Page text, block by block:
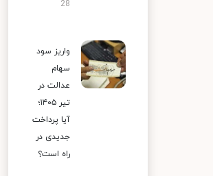
28
واریز سود
سهام
عدالت در
تیر ۱۴۰۵؛
آیا پرداخت
جدیدی در
راه است؟